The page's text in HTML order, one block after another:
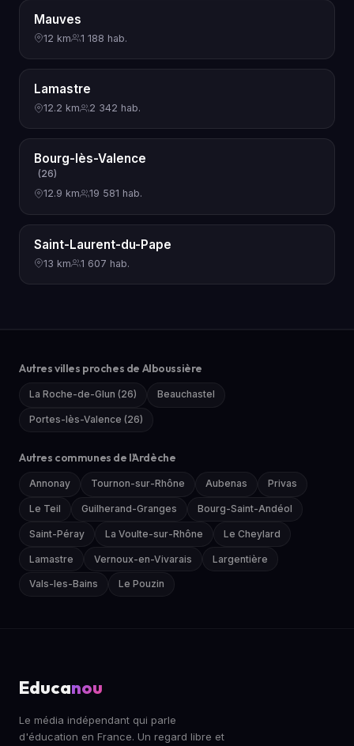
Mauves
12 km 1 188 hab.
Lamastre
12.2 km 2 342 hab.
Bourg-lès-Valence
(26)
12.9 km
19 581 hab.
Saint-Laurent-du-Pape
13 km 1 607 hab.
Autres villes proches de Alboussière
La Roche-de-Glun (26) Beauchastel
Portes-lès-Valence (26)
Autres communes de l'Ardèche
Annonay Tournon-sur-Rhône Aubenas Privas
Le Teil Guilherand-Granges Bourg-Saint-Andéol
Saint-Péray La Voulte-sur-Rhône Le Cheylard
Lamastre Vernoux-en-Vivarais Largentière
Vals-les-Bains Le Pouzin
Educanou
Le média indépendant qui parle
d'éducation en France. Un regard libre et